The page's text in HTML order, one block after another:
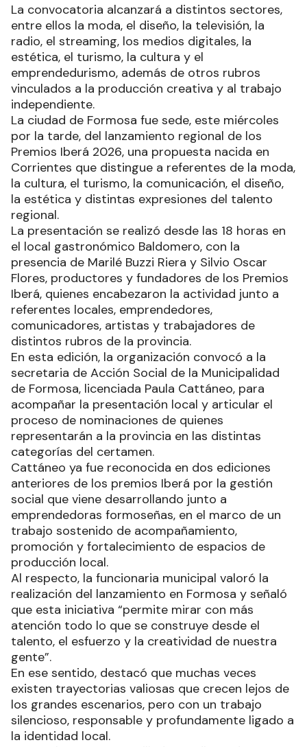
La convocatoria alcanzará a distintos sectores,
entre ellos la moda, el diseño, la televisión, la
radio, el streaming, los medios digitales, la
estética, el turismo, la cultura y el
emprendedurismo, además de otros rubros
vinculados a la producción creativa y al trabajo
independiente.
La ciudad de Formosa fue sede, este miércoles
por la tarde, del lanzamiento regional de los
Premios Iberá 2026, una propuesta nacida en
Corrientes que distingue a referentes de la moda,
la cultura, el turismo, la comunicación, el diseño,
la estética y distintas expresiones del talento
regional.
La presentación se realizó desde las 18 horas en
el local gastronómico Baldomero, con la
presencia de Marilé Buzzi Riera y Silvio Oscar
Flores, productores y fundadores de los Premios
Iberá, quienes encabezaron la actividad junto a
referentes locales, emprendedores,
comunicadores, artistas y trabajadores de
distintos rubros de la provincia.
En esta edición, la organización convocó a la
secretaria de Acción Social de la Municipalidad
de Formosa, licenciada Paula Cattáneo, para
acompañar la presentación local y articular el
proceso de nominaciones de quienes
representarán a la provincia en las distintas
categorías del certamen.
Cattáneo ya fue reconocida en dos ediciones
anteriores de los premios Iberá por la gestión
social que viene desarrollando junto a
emprendedoras formoseñas, en el marco de un
trabajo sostenido de acompañamiento,
promoción y fortalecimiento de espacios de
producción local.
Al respecto, la funcionaria municipal valoró la
realización del lanzamiento en Formosa y señaló
que esta iniciativa “permite mirar con más
atención todo lo que se construye desde el
talento, el esfuerzo y la creatividad de nuestra
gente”.
En ese sentido, destacó que muchas veces
existen trayectorias valiosas que crecen lejos de
los grandes escenarios, pero con un trabajo
silencioso, responsable y profundamente ligado a
la identidad local.